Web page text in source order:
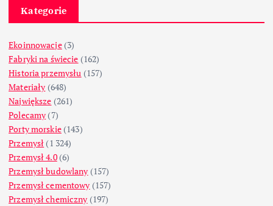
Kategorie
Ekoinnowacje(3)
Fabryki na świecie (162)
Historia przemysłu (157)
Materiały (648)
Największe (261)
Polecamy (7)
Porty morskie(143)
Przemysł (1 324)
Przemysł 4.0(6)
Przemysł budowlany (157)
Przemysł cementowy (157)
Przemysł chemiczny (197)